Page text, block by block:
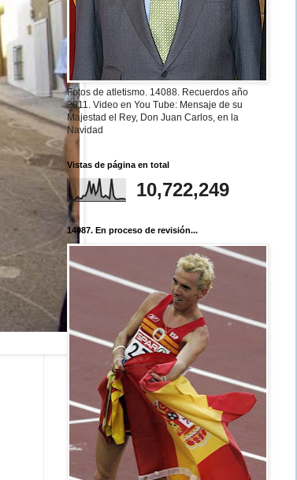
Fotos de atletismo. 14088. Recuerdos año
2011. Video en You Tube: Mensaje de su
Majestad el Rey, Don Juan Carlos, en la
Navidad
Vistas de página en total
10,722,249
14087. En proceso de revisión...